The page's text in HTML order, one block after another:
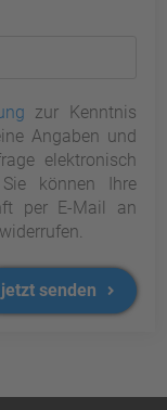
zur Kenntnis
Angaben und
elektronisch
können Ihre
per E-Mail an
widerrufen.
jetzt senden